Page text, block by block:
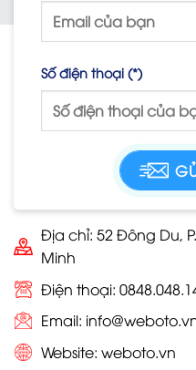
Địa chỉ: 52 Đông Du,
Minh
Điện thoại:
Email:
Website: weboto.vn
Số điện thoại (*)